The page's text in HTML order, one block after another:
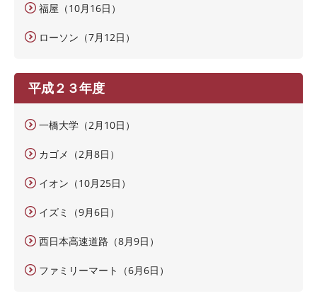
福屋（10月16日）
ローソン（7月12日）
平成２３年度
一橋大学（2月10日）
カゴメ（2月8日）
イオン（10月25日）
イズミ（9月6日）
西日本高速道路（8月9日）
ファミリーマート（6月6日）